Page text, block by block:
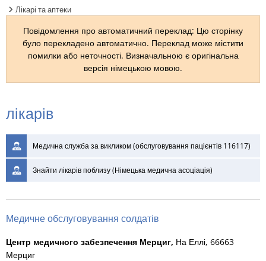
TR
Лікарі та аптеки
Повідомлення про автоматичний переклад: Цю сторінку
було перекладено автоматично. Переклад може містити
помилки або неточності. Визначальною є оригінальна
версія німецькою мовою.
Лікарі
та
аптеки
лікарів
Медична служба за викликом (обслуговування пацієнтів 116117)
Знайти лікарів поблизу (Німецька медична асоціація)
Медичне обслуговування солдатів
Центр медичного забезпечення Мерциг, На Еллі, 66663
Мерциг